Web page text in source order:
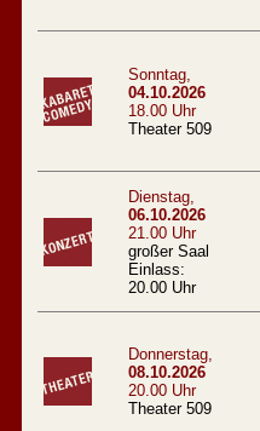
Sonntag,
04.10.2026
18.00 Uhr
Theater 509
Dienstag,
06.10.2026
21.00 Uhr
großer Saal
Einlass:
20.00 Uhr
Donnerstag,
08.10.2026
20.00 Uhr
Theater 509